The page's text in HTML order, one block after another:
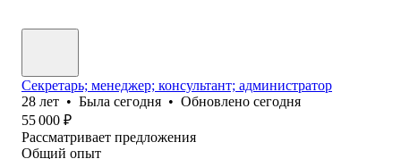
Секретарь; менеджер; консультант; администратор
28 лет • Была сегодня • Обновлено сегодня
55 000 ₽
Рассматривает предложения
Общий опыт